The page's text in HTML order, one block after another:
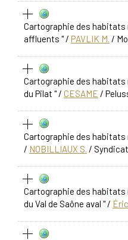
Cartographie des habitats
affluents "/ PAVLIK M. /
Cartographie des habitats
du Pilat "/ CESAME /
Cartographie des habitats
/ NOBILLIAUX S. /
Cartographie des habitats
du Val de Saône aval "/